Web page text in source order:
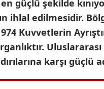
en güçlü şekilde
ihlal edilmesidir.
Kuvvetlerin
karşı güçlü